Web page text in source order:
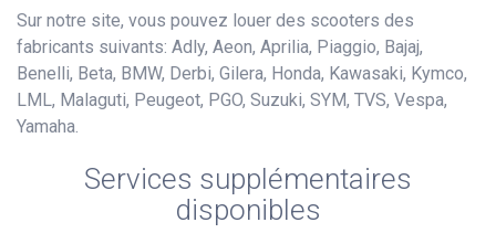
Sur notre site, vous pouvez louer des scooters des
fabricants suivants: Adly, Aeon, Aprilia, Piaggio, Bajaj,
Benelli, Beta, BMW, Derbi, Gilera, Honda, Kawasaki, Kymco,
LML, Malaguti, Peugeot, PGO, Suzuki, SYM, TVS, Vespa,
Yamaha.
Services supplémentaires
disponibles